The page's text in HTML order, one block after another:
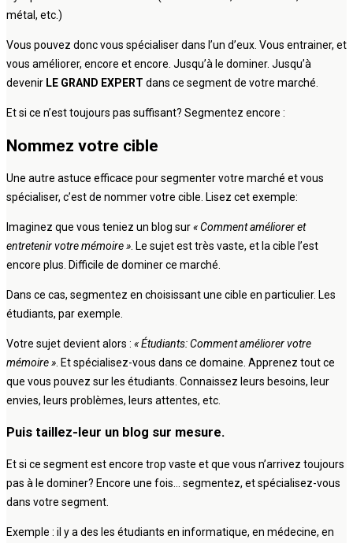
métal, etc.)
Vous pouvez donc vous spécialiser dans l’un d’eux. Vous entrainer, et
vous améliorer, encore et encore. Jusqu’à le dominer. Jusqu’à
devenir LE GRAND EXPERT dans ce segment de votre marché.
Et si ce n’est toujours pas suffisant? Segmentez encore :
Nommez votre cible
Une autre astuce efficace pour segmenter votre marché et vous
spécialiser, c’est de nommer votre cible. Lisez cet exemple:
Imaginez que vous teniez un blog sur« Comment améliorer et
entretenir votre mémoire » . Le sujet est très vaste, et la cible l’est
encore plus. Difficile de dominer ce marché.
Dans ce cas, segmentez en choisissant une cible en particulier. Les
étudiants, par exemple.
Votre sujet devient alors : « Étudiants: Comment améliorer votre
mémoire » . Et spécialisez-vous dans ce domaine. Apprenez tout ce
que vous pouvez sur les étudiants. Connaissez leurs besoins, leur
envies, leurs problèmes, leurs attentes, etc.
Puis taillez-leur un blog sur mesure.
Et si ce segment est encore trop vaste et que vous n’arrivez toujours
pas à le dominer? Encore une fois… segmentez, et spécialisez-vous
dans votre segment.
Exemple : il y a des les étudiants en informatique, en médecine, en